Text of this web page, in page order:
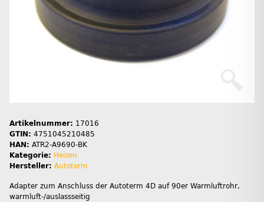
Artikelnummer: 17016
GTIN: 4751045210485
HAN: ATR2-A9690-BK
Kategorie: Heizen
Hersteller: Autoterm
Adapter zum Anschluss der Autoterm 4D auf 90er Warmluftrohr,
warmluft-/auslassseitig